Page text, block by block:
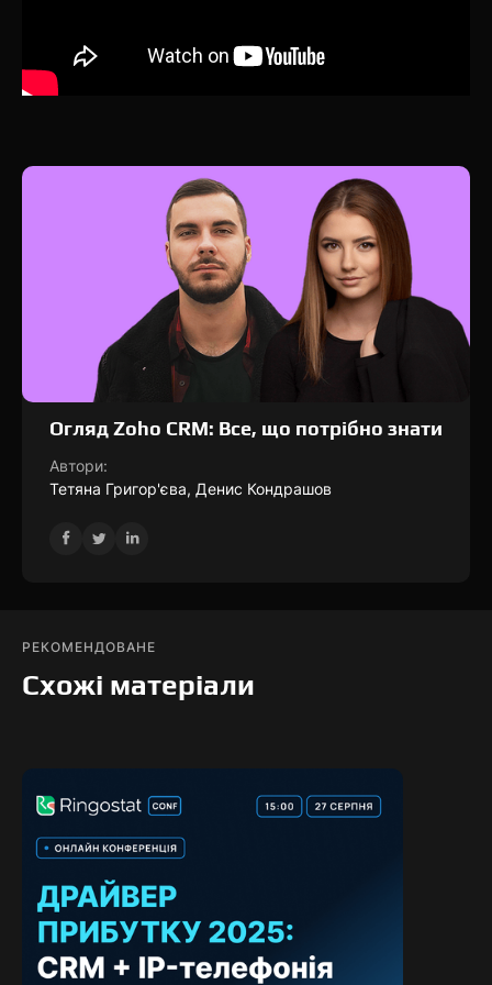
Огляд Zoho CRM: Все, що потрібно знати
Автори:
Тетяна Григор'єва, Денис Кондрашов
РЕКОМЕНДОВАНЕ
Схожі матеріали